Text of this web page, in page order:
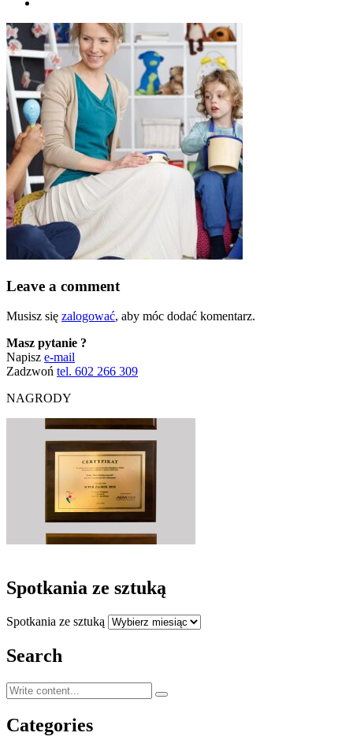
Leave a comment
Musisz się zalogować, aby móc dodać komentarz.
Masz pytanie ?
Napisz e-mail
Zadzwoń tel. 602 266 309
NAGRODY
Spotkania ze sztuką
Spotkania ze sztuką
Search
Categories